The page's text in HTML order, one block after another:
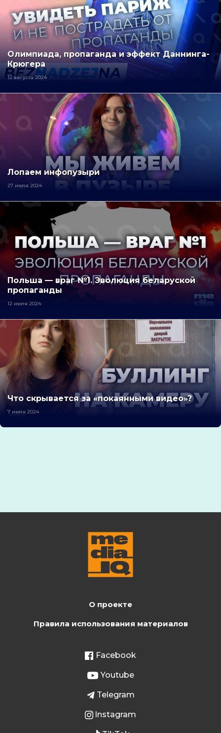
Олимпиада, пропаганда и эффект Даннинга-
Крюгера
12 августа 2024
Лопаем инфопузыри
27 июля 2024
Польша — враг №1. Эволюция беларуской
пропаганды
12 июля 2024
Что скрывается за «покаянными видео»?
7 июля 2024
О проекте
Правила использования материалов
Facebook
Youtube
Telegram
Instagram